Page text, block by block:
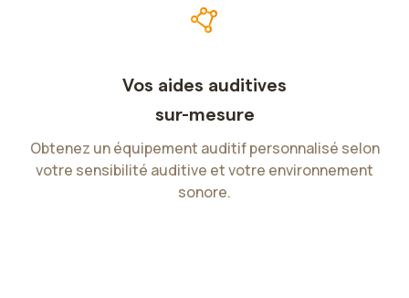
Vos aides auditives
sur-mesure
Obtenez un équipement auditif personnalisé selon
votre sensibilité auditive et votre environnement
sonore.